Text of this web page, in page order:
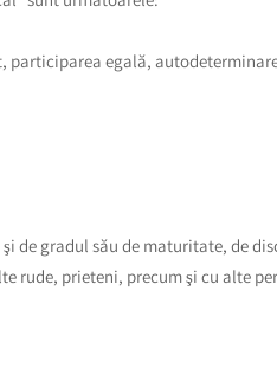
participarea egală,
de gradul său de maturitate, de
prieteni, precum şi cu alte